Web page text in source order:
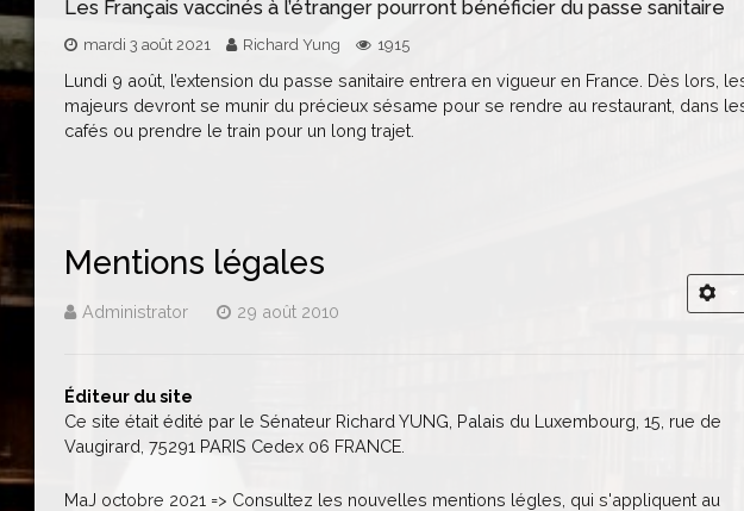
Les Français vaccinés à l’étranger pourront bénéficier du passe sanitaire
mardi 3 août 2021 Richard Yung 1915
Lundi 9 août, l’extension du passe sanitaire entrera en vigueur en France. Dès lors,
majeurs devront se munir du précieux sésame pour se rendre au restaurant, dans
cafés ou prendre le train pour un long trajet.
Mentions légales
Administrator 29 août 2010
Éditeur du site
Ce site était édité par le Sénateur Richard YUNG, Palais du Luxembourg, 15, rue de
Vaugirard, 75291 PARIS Cedex 06 FRANCE.
MaJ octobre 2021 => Consultez les nouvelles mentions légles, qui s'appliquent au